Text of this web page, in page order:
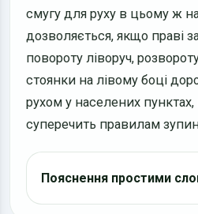
смугу для руху в цьому ж
дозволяється, якщо праві
повороту ліворуч,
стоянки на лівому боці
рухом у населених
суперечить правилам
Пояснення простими